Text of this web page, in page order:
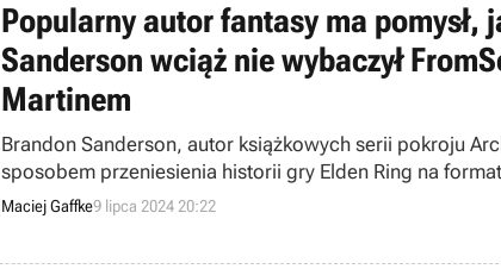
Popularny autor fantasy ma pomysł,
Sanderson wciąż nie wybaczył
Martinem
Brandon Sanderson, autor książkowych serii pokroju
sposobem przeniesienia historii gry Elden Ring na
względem studia FromSoftware oraz George’a R.R.
Maciej Gaffke9 lipca 2024 20:22